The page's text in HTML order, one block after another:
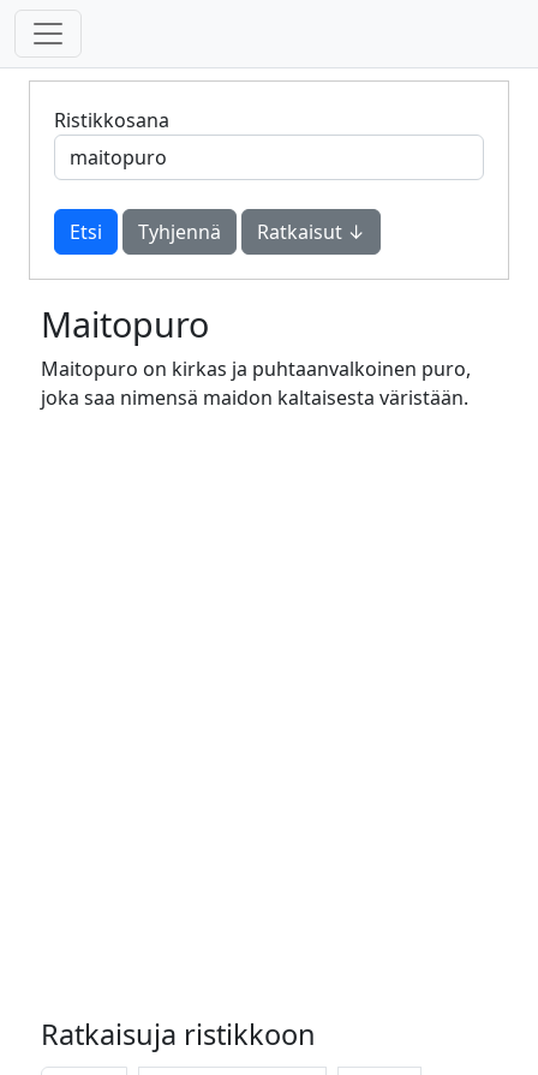
Ristikkosana
Tyhjennä Ratkaisut ↓
Maitopuro
Maitopuro on kirkas ja puhtaanvalkoinen puro,
joka saa nimensä maidon kaltaisesta väristään.
Ratkaisuja ristikkoon